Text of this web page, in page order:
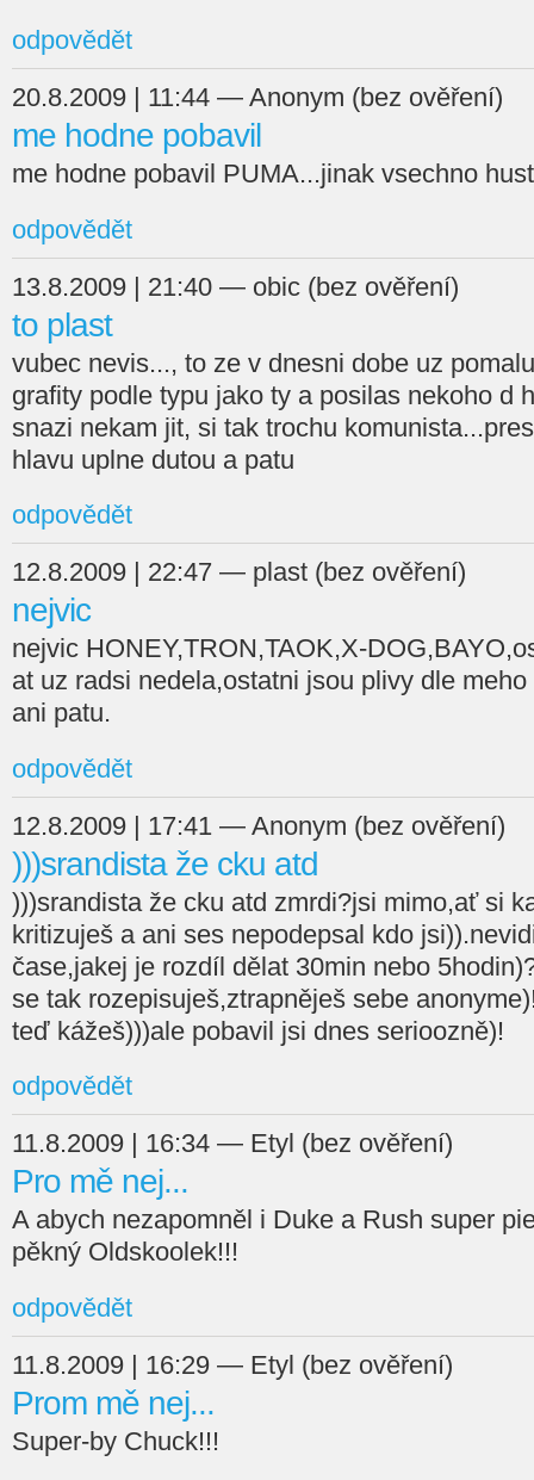
odpovědět
20.8.2009 | 11:44 — Anonym (bez ověření)
me hodne pobavil
me hodne pobavil PUMA...jinak vsechno
odpovědět
13.8.2009 | 21:40 — obic (bez ověření)
to plast
vubec nevis..., to ze v dnesni dobe uz
grafity podle typu jako ty a posilas nekoho d
snazi nekam jit, si tak trochu
hlavu uplne dutou a patu
odpovědět
12.8.2009 | 22:47 — plast (bez ověření)
nejvic
nejvic HONEY,TRON,TAOK,X-
at uz radsi nedela,ostatni jsou plivy dle
ani patu.
odpovědět
12.8.2009 | 17:41 — Anonym (bez ověření)
)))srandista že cku atd
)))srandista že cku atd zmrdi?jsi mimo,ať si
kritizuješ a ani ses nepodepsal kdo
čase,jakej je rozdíl dělat 30min nebo
se tak rozepisuješ,ztrapněješ sebe
teď kážeš)))ale pobavil jsi dnes serioozně)!
odpovědět
11.8.2009 | 16:34 — Etyl (bez ověření)
Pro mě nej...
A abych nezapomněl i Duke a Rush super
pěkný Oldskoolek!!!
odpovědět
11.8.2009 | 16:29 — Etyl (bez ověření)
Prom mě nej...
Super-by Chuck!!!